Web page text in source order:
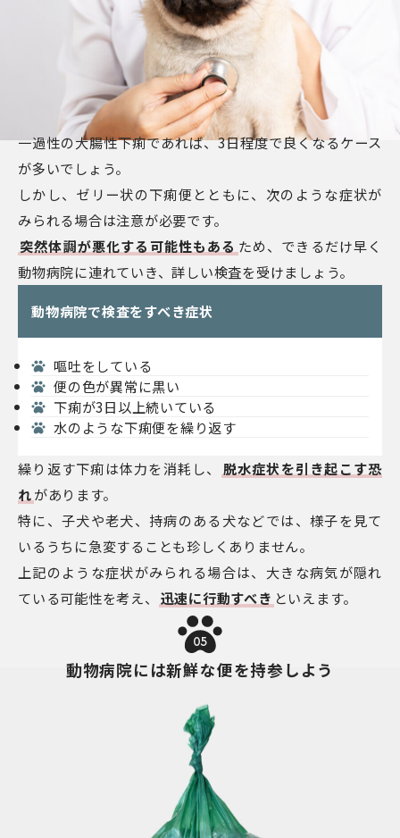
一過性の大腸性下痢であれば、3日程度で良くなるケース
が多いでしょう。
しかし、ゼリー状の下痢便とともに、次のような症状が
みられる場合は注意が必要です。
突然体調が悪化する可能性もある ため、できるだけ早く
動物病院に連れていき、詳しい検査を受けましょう。
動物病院で検査をすべき症状
嘔吐をしている
便の色が異常に黒い
下痢が3日以上続いている
水のような下痢便を繰り返す
繰り返す下痢は体力を消耗し、
脱水症状を引き起こす恐
れがあります。
特に、子犬や老犬、持病のある犬などでは、様子を見て
いるうちに急変することも珍しくありません。
上記のような症状がみられる場合は、大きな病気が隠れ
ている可能性を考え、
迅速に行動すべき といえます。
05
動物病院には新鮮な便を持参しよう